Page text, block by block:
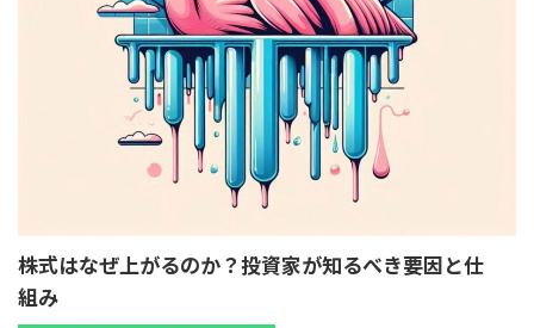
株式はなぜ上がるのか？投資家が知るべき要因と仕
組み